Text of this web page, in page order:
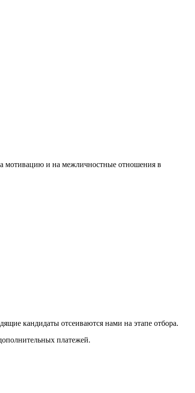
мотивацию и на межличностные отношения в
кандидаты отсеиваются нами на этапе отбора.
платежей.